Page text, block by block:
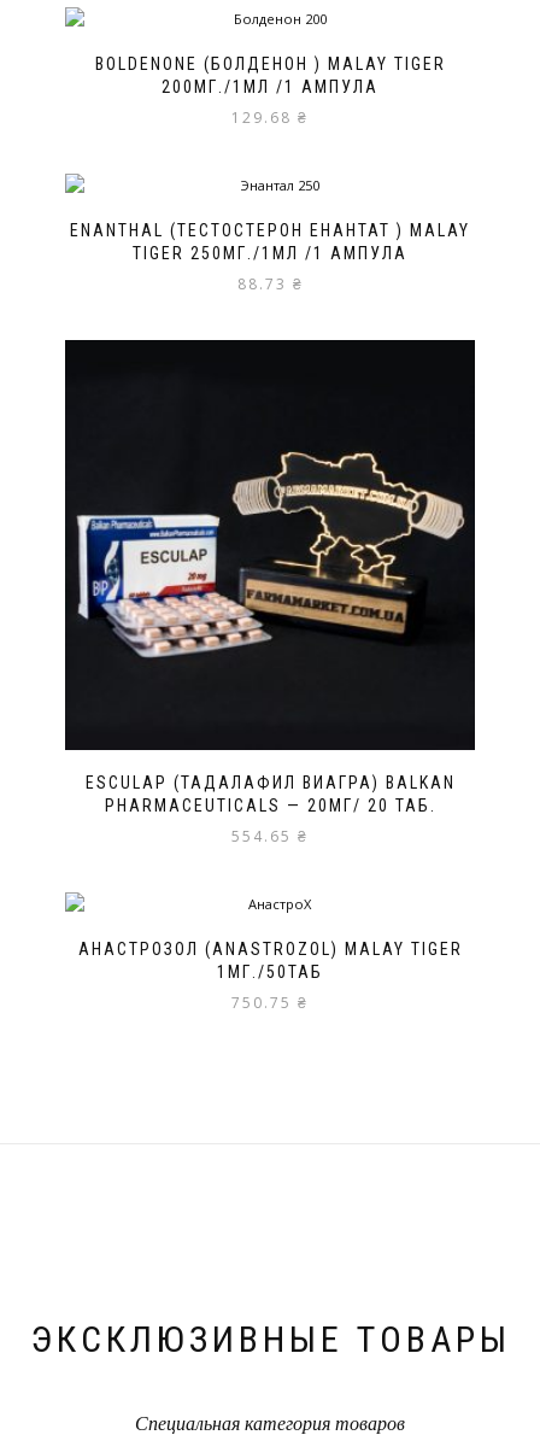
BOLDENONE (БОЛДЕНОН ) MALAY TIGER
200МГ./1МЛ /1 АМПУЛА
129.68 ₴
ENANTHAL (ТЕСТОСТЕРОН ЕНАНТАТ ) MALAY
TIGER 250МГ./1МЛ /1 АМПУЛА
88.73 ₴
ESCULAP (ТАДАЛАФИЛ ВИАГРА) BALKAN
PHARMACEUTICALS — 20МГ/ 20 ТАБ.
554.65 ₴
АНАСТРОЗОЛ (ANASTROZOL) MALAY TIGER
1МГ./50ТАБ
750.75 ₴
ЭКСКЛЮЗИВНЫЕ ТОВАРЫ
Специальная категория товаров